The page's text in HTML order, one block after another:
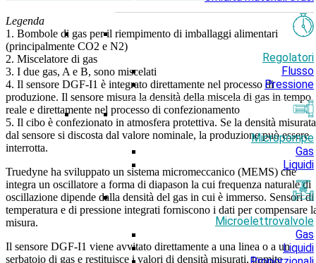
Regolatori
Flusso
Pressione
Micropompe
Gas
Liquidi
Microelettrovalvole
Gas
Liquidi
Legenda
1. Bombole di gas per il riempimento di imballaggi alimentari
(principalmente CO2 e N2)
2. Miscelatore di gas
3. I due gas, A e B, sono miscelati
4. Il sensore DGF-I1 è integrato direttamente nel processo di
produzione. Il sensore misura la densità della miscela di gas in tempo
reale e direttamente nel processo di confezionamento
5. Il cibo è confezionato in atmosfera protettiva. Se la densità misurata
dal sensore si discosta dal valore nominale, la produzione può essere
interrotta.
Truedyne ha sviluppato un sistema micromeccanico (MEMS) che
integra un oscillatore a forma di diapason la cui frequenza naturale di
oscillazione dipende dalla densità del gas in cui è immerso. Sensori di
temperatura e di pressione integrati forniscono i dati per compensare
misura.
Il sensore DGF-I1 viene avvitato direttamente a una linea o a un
serbatoio di gas e restituisce i valori di densità misurati, tramite